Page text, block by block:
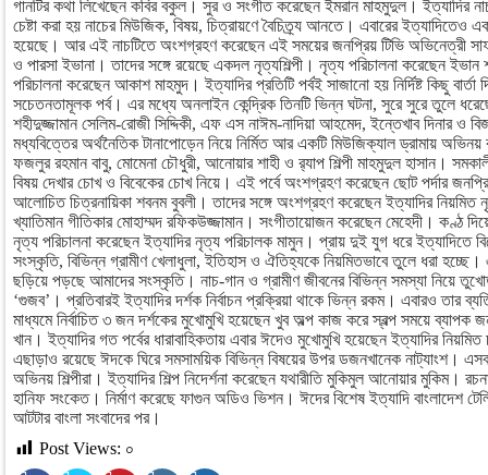
গানটির কথা লিখেছেন কবির বকুল। সুর ও সংগীত করেছেন ইমরান মাহমুদুল। ইত্যাদির
চেষ্টা করা হয় নাচের মিউজিক, বিষয়, চিত্রায়ণে বৈচিত্র্য আনতে। এবারের ইত্যাদিতেও
হয়েছে। আর এই নাচটিতে অংশগ্রহণ করেছেন এই সময়ের জনপ্রিয় টিভি অভিনেত্রী সাফা
ও পারসা ইভানা। তাদের সঙ্গে রয়েছে একদল নৃত্যশিল্পী। নৃত্য পরিচালনা করেছেন ইভান
পরিচালনা করেছেন আকাশ মাহমুদ। ইত্যাদির প্রতিটি পর্বই সাজানো হয় নির্দিষ্ট কিছু
সচেতনতামূলক পর্ব। এর মধ্যে অনলাইন কেন্দ্রিক তিনটি ভিন্ন ঘটনা, সুরে সুরে তুলে
শহীদুজ্জামান সেলিম-রোজী সিদ্দিকী, এফ এস নাঈম-নাদিয়া আহমেদ, ইন্তেখাব দিনার ও
মধ্যবিত্তের অর্থনৈতিক টানাপোড়েন নিয়ে নির্মিত আর একটি মিউজিক্যাল ড্রামায় অভিনয়
ফজলুর রহমান বাবু, মোমেনা চৌধুরী, আনোয়ার শাহী ও র‌্যাপ শিল্পী মাহমুদুল হাসান।
বিষয় দেখার চোখ ও বিবেকের চোখ নিয়ে। এই পর্বে অংশগ্রহণ করেছেন ছোট পর্দার
আলোচিত চিত্রনায়িকা শবনম বুবলী। তাদের সঙ্গে অংশগ্রহণ করেছেন ইত্যাদির নিয়মিত
খ্যাতিমান গীতিকার মোহাম্মদ রফিকউজ্জামান। সংগীতায়োজন করেছেন মেহেদী। কণ্ঠ
নৃত্য পরিচালনা করেছেন ইত্যাদির নৃত্য পরিচালক মামুন। প্রায় দুই যুগ ধরে ইত্যাদিতে
সংস্কৃতি, বিভিন্ন গ্রামীণ খেলাধুলা, ইতিহাস ও ঐতিহ্যকে নিয়মিতভাবে তুলে ধরা হচ্ছে।
ছড়িয়ে পড়ছে আমাদের সংস্কৃতি। নাচ-গান ও গ্রামীণ জীবনের বিভিন্ন সমস্যা নিয়ে
‘গুজব’। প্রতিবারই ইত্যাদির দর্শক নির্বাচন প্রক্রিয়া থাকে ভিন্ন রকম। এবারও তার
মাধ্যমে নির্বাচিত ৩ জন দর্শকের মুখোমুখি হয়েছেন খুব অল্প কাজ করে স্বল্প সময়ে ব্যাপক
খান। ইত্যাদির গত পর্বের ধারাবাহিকতায় এবার ঈদেও মুখোমুখি হয়েছেন ইত্যাদির নিয়মিত
এছাড়াও রয়েছে ঈদকে ঘিরে সমসাময়িক বিভিন্ন বিষয়ের উপর ডজনখানেক নাট্যাংশ। এসব
অভিনয় শিল্পীরা। ইত্যাদির শিল্প নিদের্শনা করেছেন যথারীতি মুকিমুল আনোয়ার মুকিম।
হানিফ সংকেত। নির্মাণ করেছে ফাগুন অডিও ভিশন। ঈদের বিশেষ ইত্যাদি বাংলাদেশ
আটটার বাংলা সংবাদের পর।
Post Views: ০